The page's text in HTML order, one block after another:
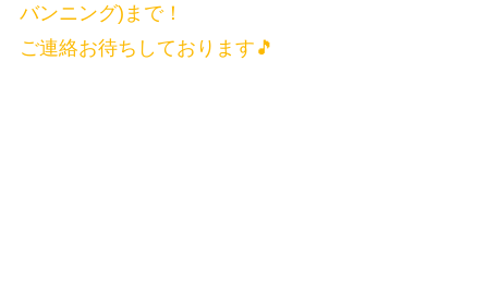
バンニング)まで！
ご連絡お待ちしております🎵